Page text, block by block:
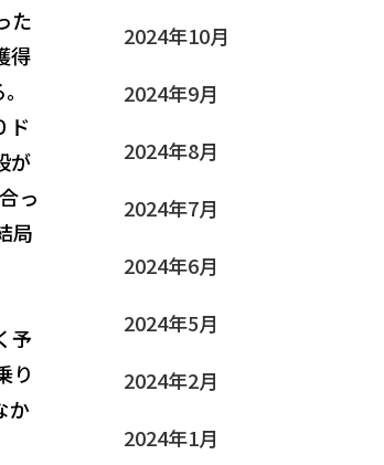
た
得
ド
が
っ
局
予
り
か
2024年10月
2024年9月
2024年8月
2024年7月
2024年6月
2024年5月
2024年2月
2024年1月